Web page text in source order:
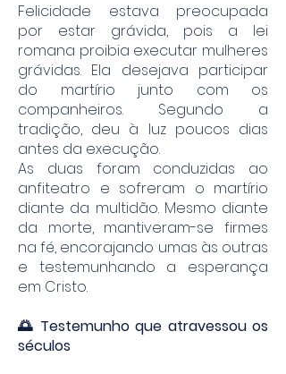
Felicidade estava preocupada
por estar grávida, pois a lei
romana proibia executar mulheres
grávidas. Ela desejava participar
do martírio junto com os
companheiros. Segundo a
tradição, deu à luz poucos dias
antes da execução.
As duas foram conduzidas ao
anfiteatro e sofreram o martírio
diante da multidão. Mesmo diante
da morte, mantiveram-se firmes
na fé, encorajando umas às outras
e testemunhando a esperança
em Cristo.
🌅 Testemunho que atravessou os
séculos